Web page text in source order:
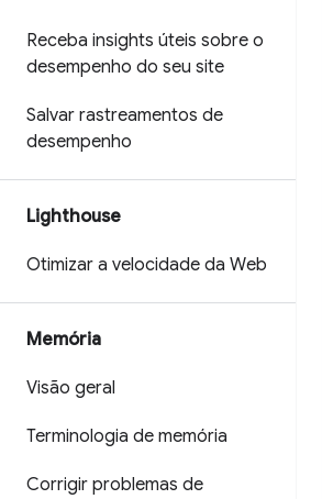
Receba insights úteis sobre o
desempenho do seu site
Salvar rastreamentos de
desempenho
Lighthouse
Otimizar a velocidade da Web
Memória
Visão geral
Terminologia de memória
Corrigir problemas de